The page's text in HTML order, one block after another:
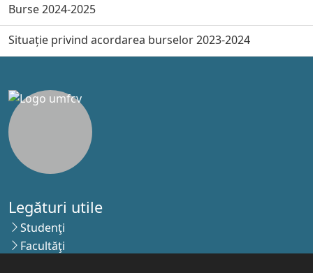
Burse 2024-2025
Situație privind acordarea burselor 2023-2024
Legături utile
Studenţi
Facultăţi